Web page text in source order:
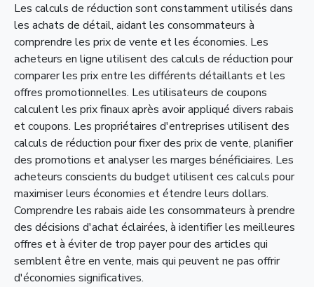
Les calculs de réduction sont constamment utilisés dans
les achats de détail, aidant les consommateurs à
comprendre les prix de vente et les économies. Les
acheteurs en ligne utilisent des calculs de réduction pour
comparer les prix entre les différents détaillants et les
offres promotionnelles. Les utilisateurs de coupons
calculent les prix finaux après avoir appliqué divers rabais
et coupons. Les propriétaires d'entreprises utilisent des
calculs de réduction pour fixer des prix de vente, planifier
des promotions et analyser les marges bénéficiaires. Les
acheteurs conscients du budget utilisent ces calculs pour
maximiser leurs économies et étendre leurs dollars.
Comprendre les rabais aide les consommateurs à prendre
des décisions d'achat éclairées, à identifier les meilleures
offres et à éviter de trop payer pour des articles qui
semblent être en vente, mais qui peuvent ne pas offrir
d'économies significatives.